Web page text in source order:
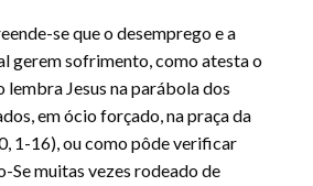
se que o desemprego e a
gerem sofrimento, como atesta o
lembra Jesus na parábola dos
em ócio forçado, na praça da
1-16), ou como pôde verificar
Se muitas vezes rodeado de